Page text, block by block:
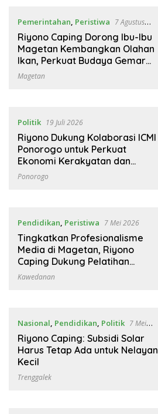
Pemerintahan, Peristiwa 7 Agustus
2026
Riyono Caping Dorong Ibu-Ibu
Magetan Kembangkan Olahan
Ikan, Perkuat Budaya Gemar
Makan Ikan
Magetan
Politik 19 Juli 2026
Riyono Dukung Kolaborasi ICMI
Ponorogo untuk Perkuat
Ekonomi Kerakyatan dan
UMKM
Ponorogo
Pendidikan, Peristiwa 7 Mei 2026
Tingkatkan Profesionalisme
Media di Magetan, Riyono
Caping Dukung Pelatihan
Jurnalistik
Kawedanan
Nasional, Pendidikan, Politik 7 Mei
2026
Riyono Caping: Subsidi Solar
Harus Tetap Ada untuk Nelayan
Kecil
Trenggalek